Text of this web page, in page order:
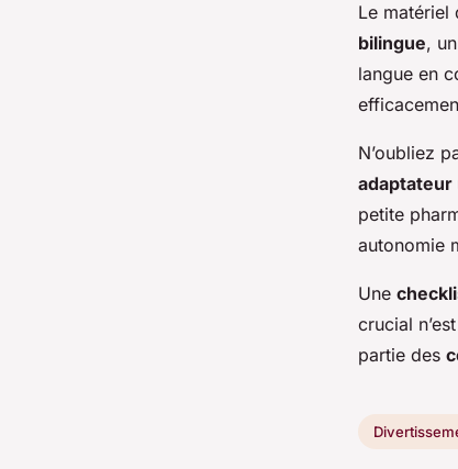
Le matériel
bilingue,
langue en
N’oubliez
petite
autonomie
Une
crucial
partie des